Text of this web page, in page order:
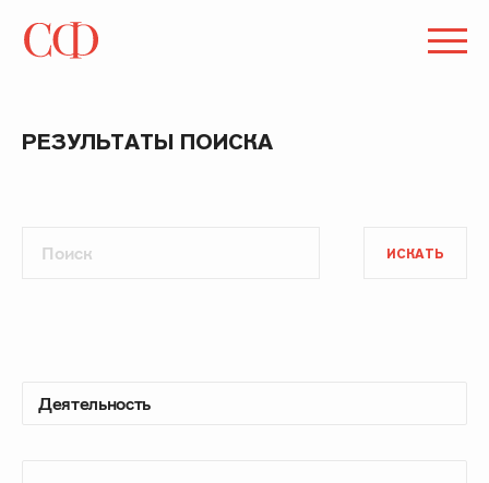
РЕЗУЛЬТАТЫ ПОИСКА
ИСКАТЬ